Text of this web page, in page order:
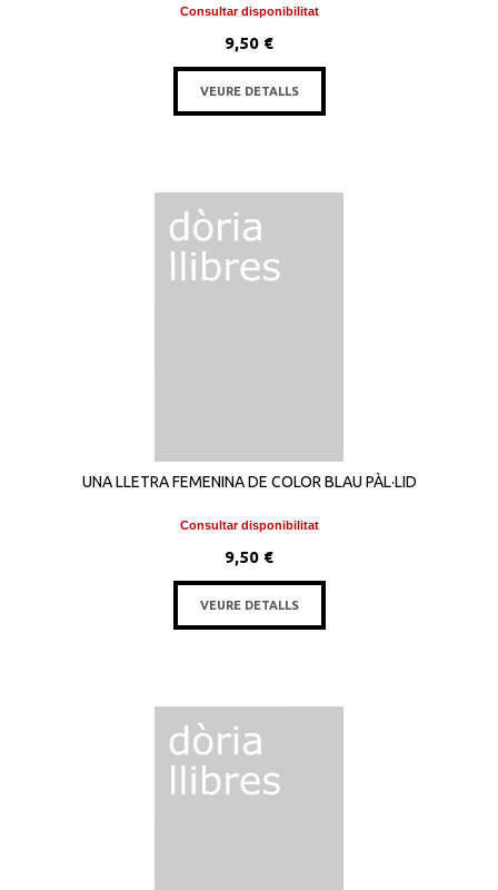
Consultar disponibilitat
9,50 €
VEURE DETALLS
UNA LLETRA FEMENINA DE COLOR BLAU PÀL·LID
Consultar disponibilitat
9,50 €
VEURE DETALLS